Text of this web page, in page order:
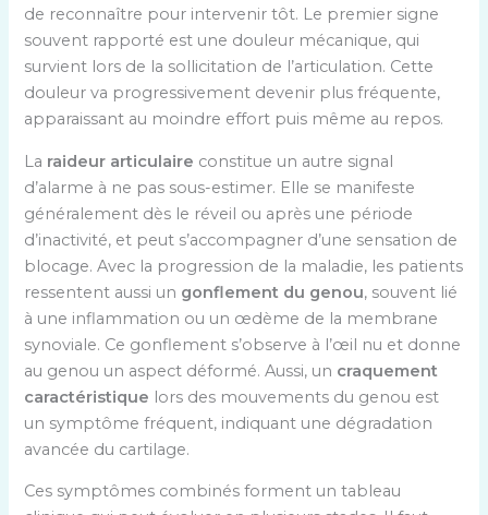
de reconnaître pour intervenir tôt. Le premier signe
souvent rapporté est une douleur mécanique, qui
survient lors de la sollicitation de l’articulation. Cette
douleur va progressivement devenir plus fréquente,
apparaissant au moindre effort puis même au repos.
La raideur articulaire constitue un autre signal
d’alarme à ne pas sous-estimer. Elle se manifeste
généralement dès le réveil ou après une période
d’inactivité, et peut s’accompagner d’une sensation de
blocage. Avec la progression de la maladie, les patients
ressentent aussi un gonflement du genou, souvent lié
à une inflammation ou un œdème de la membrane
synoviale. Ce gonflement s’observe à l’œil nu et donne
au genou un aspect déformé. Aussi, un craquement
caractéristique lors des mouvements du genou est
un symptôme fréquent, indiquant une dégradation
avancée du cartilage.
Ces symptômes combinés forment un tableau